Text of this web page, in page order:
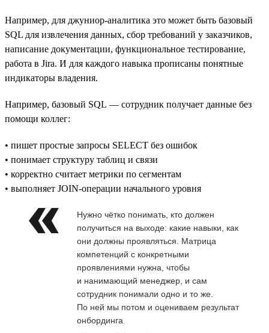
Например, для джуниор-аналитика это может быть базовый
SQL для извлечения данных, сбор требований у заказчиков,
написание документации, функциональное тестирование,
работа в Jira. И для каждого навыка прописаны понятные
индикаторы владения.
Например, базовый SQL — сотрудник получает данные без
помощи коллег:
• пишет простые запросы SELECT без ошибок
• понимает структуру таблиц и связи
• корректно считает метрики по сегментам
• выполняет JOIN-операции начального уровня
Нужно чётко понимать, кто должен
получиться на выходе: какие навыки, как
они должны проявляться. Матрица
компетенций с конкретными
проявлениями нужна, чтобы
и нанимающий менеджер, и сам
сотрудник понимали одно и то же.
По ней мы потом и оцениваем результат
онбординга